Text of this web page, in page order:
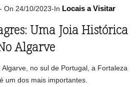
- On 24/10/2023-In Locais a Visitar
Uma Joia Histórica
Algarve
no sul de Portugal, a Fortaleza
um dos mais importantes.